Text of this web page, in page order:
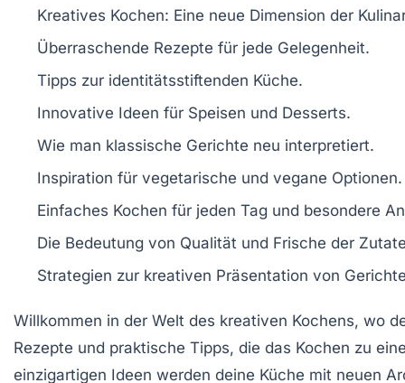
Kreatives Kochen: Eine neue Dimension der
Überraschende Rezepte für jede Gelegenheit.
Tipps zur identitätsstiftenden Küche.
Innovative Ideen für Speisen und Desserts.
Wie man klassische Gerichte neu interpretiert.
Inspiration für vegetarische und vegane Optionen.
Einfaches Kochen für jeden Tag und besondere
Die Bedeutung von Qualität und Frische der
Strategien zur kreativen Präsentation von
Willkommen in der Welt des kreativen Kochens, wo
Rezepte und praktische Tipps, die das Kochen zu
einzigartigen Ideen werden deine Küche mit neuen